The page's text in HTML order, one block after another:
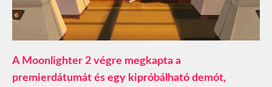
A Moonlighter 2 végre megkapta a
premierdátumát és egy kipróbálható demót,